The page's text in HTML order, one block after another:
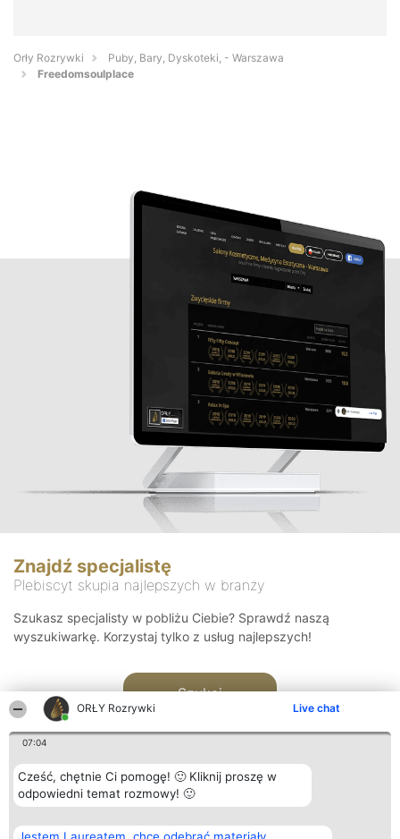
ORŁY Rozrywki Live chat
07:04
Cześć, chętnie Ci pomogę! 🙂 Kliknij proszę w
odpowiedni temat rozmowy! 🙂
Orły Rozrywki
Puby, Bary, Dyskoteki, - Warszawa
Freedomsoulplace
Znajdź specjalistę
Plebiscyt skupia najlepszych w branży
Szukasz specjalisty w pobliżu Ciebie? Sprawdź naszą
wyszukiwarkę. Korzystaj tylko z usług najlepszych!
Szukaj
Organizator plebiscytu Plebiscyt Kontakt